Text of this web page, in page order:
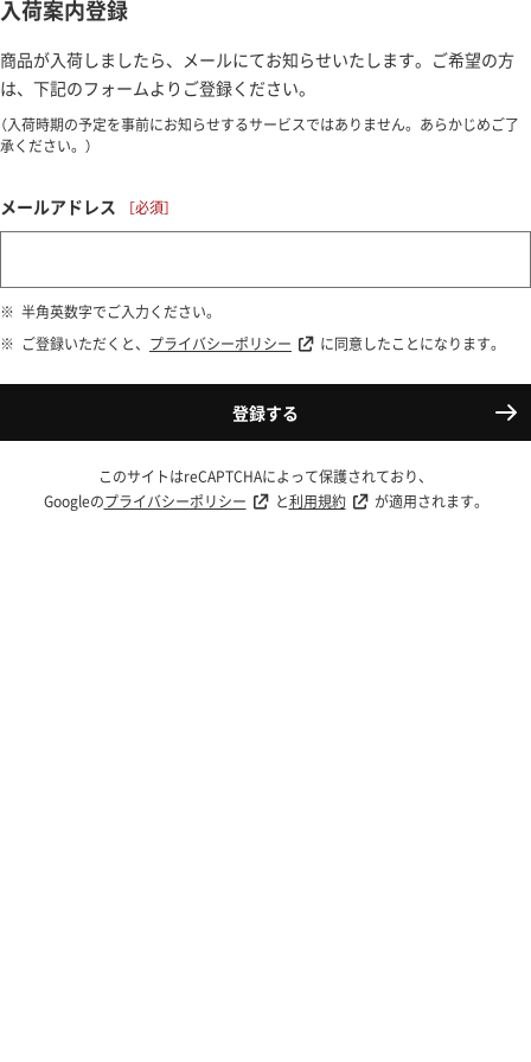
入荷案内登録
商品が入荷しましたら、メールにてお知らせいたします。ご希望の方
は、下記のフォームよりご登録ください。
（入荷時期の予定を事前にお知らせするサービスではありません。あらかじめご了
承ください。）
メールアドレス
半角英数字でご入力ください。
ご登録いただくと、 プライバシーポリシー に同意したことになります。
登録する
このサイトはreCAPTCHAによって保護されており、
Googleのプライバシーポリシー と利用規約 が適用されます。